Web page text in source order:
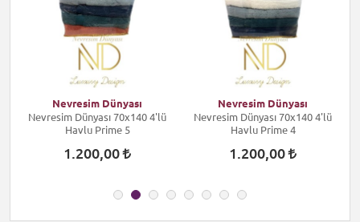
Nevresim Dünyası
Nevresim Dünyası 70x140 4'lü
Havlu Prime 5
1.200,00
Nevresim Dünyası
Nevresim Dünyası 70x140 4'lü
Havlu Prime 4
1.200,00